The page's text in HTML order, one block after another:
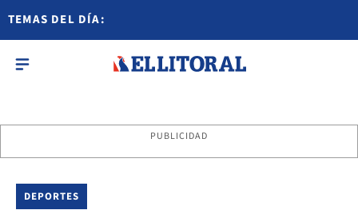
TEMAS DEL DÍA:
PUBLICIDAD
DEPORTES